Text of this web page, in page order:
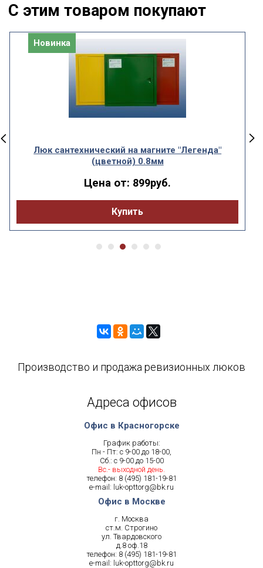
С этим товаром покупают
Новинка
Люк сантехнический на магните "Легенда"
(цветной) 0.8мм
Цена от: 899руб.
Купить
Производство и продажа ревизионных люков
Адреса офисов
Офис в Красногорске
График работы:
Пн - Пт: с 9-00 до 18-00,
Сб.: с 9-00 до 15-00
Вс.- выходной день.
телефон: 8 (495) 181-19-81
e-mail: luk-opttorg@bk.ru
Офис в Москве
г. Москва
ст.м. Строгино
ул. Твардовского
д.8 оф.18
телефон: 8 (495) 181-19-81
e-mail: luk-opttorg@bk.ru